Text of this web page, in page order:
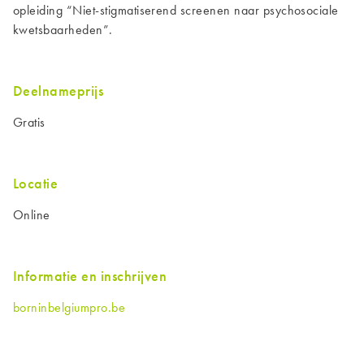
opleiding “Niet-stigmatiserend screenen naar psychosociale
kwetsbaarheden”.
Deelnameprijs
Gratis
Locatie
Online
Informatie en inschrijven
borninbelgiumpro.be